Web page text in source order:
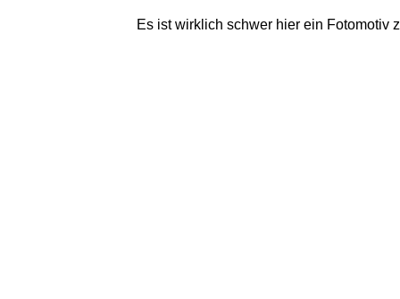
Es ist wirklich schwer hier ein Fotomotiv